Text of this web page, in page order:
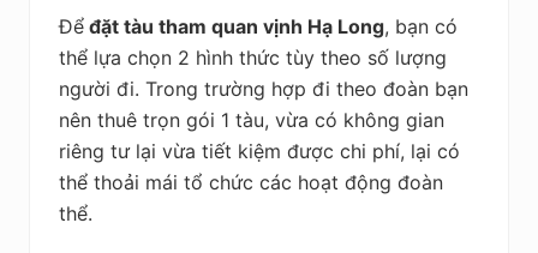
Để đặt tàu tham quan vịnh Hạ Long, bạn có
thể lựa chọn 2 hình thức tùy theo số lượng
người đi. Trong trường hợp đi theo đoàn bạn
nên thuê trọn gói 1 tàu, vừa có không gian
riêng tư lại vừa tiết kiệm được chi phí, lại có
thể thoải mái tổ chức các hoạt động đoàn
thể.